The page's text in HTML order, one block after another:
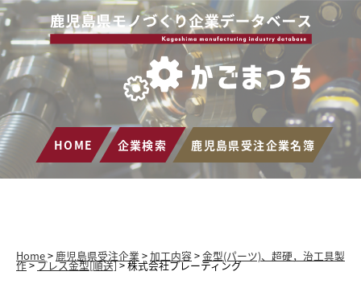
HOME 企業検索 鹿児島県受注企業名簿
Home> 鹿児島県受注企業 >加工内容 >金型(パーツ)、超硬，治工具製
作>プレス金型[順送]>株式会社プレーティング